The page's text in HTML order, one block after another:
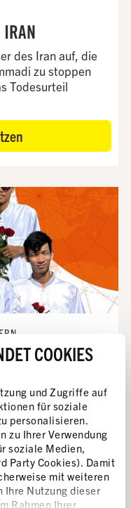
COOKIES
und Zugriffe auf
für soziale
personalisieren.
zu Ihrer Verwendung
soziale Medien,
Party Cookies). Damit
mit weiteren
Ihre Nutzung dieser
Rahmen Ihrer
des Iran auf, die
zu stoppen
Todesurteil
Briefen zur
Im grössten
wir dieses Jahr
fünf Ländern zu